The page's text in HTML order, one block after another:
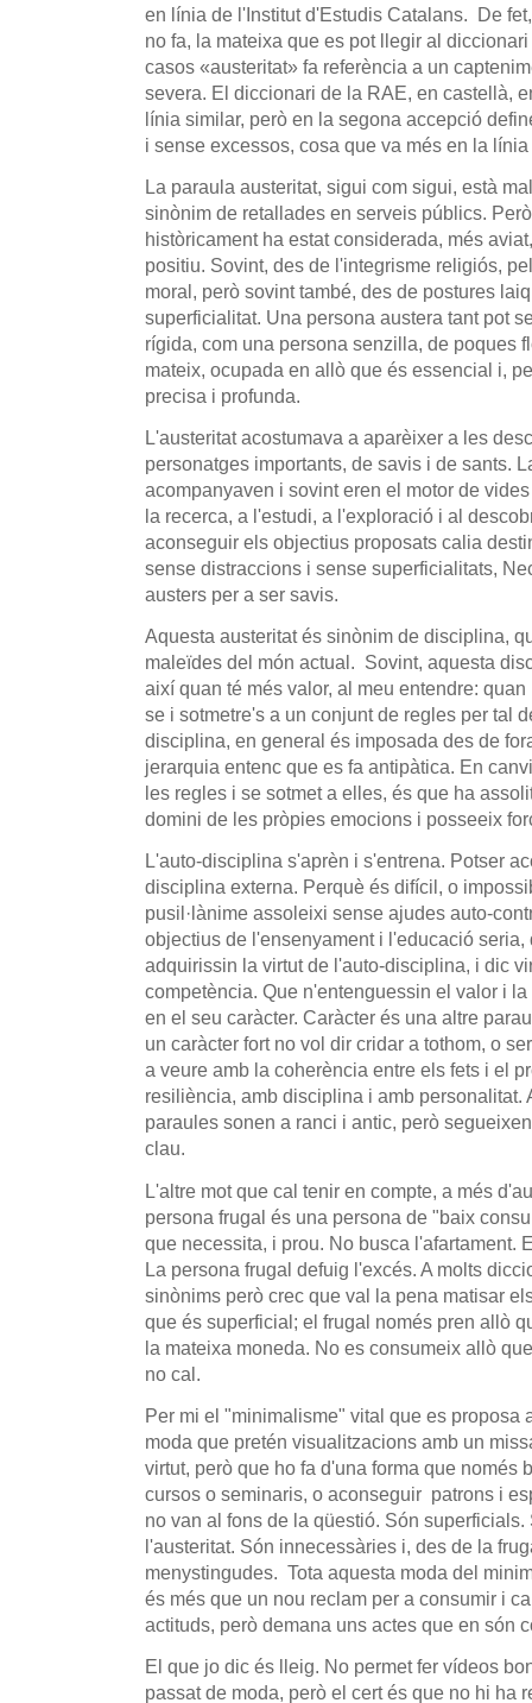
en línia de l'Institut d'Estudis Catalans. De
no fa, la mateixa que es pot llegir al
casos «austeritat» fa referència a un
severa. El diccionari de la RAE, en castellà,
línia similar, però en la segona accepció
i sense excessos, cosa que va més en la
La paraula austeritat, sigui com sigui, està
sinònim de retallades en serveis públics.
històricament ha estat considerada, més
positiu. Sovint, des de l'integrisme religiós,
moral, però sovint també, des de postures
superficialitat. Una persona austera tant pot
rígida, com una persona senzilla, de poques
mateix, ocupada en allò que és essencial i,
precisa i profunda.
L'austeritat acostumava a aparèixer a les
personatges importants, de savis i de sants.
acompanyaven i sovint eren el motor de
la recerca, a l'estudi, a l'exploració i al
aconseguir els objectius proposats calia
sense distraccions i sense superficialitats,
austers per a ser savis.
Aquesta austeritat és sinònim de disciplina,
maleïdes del món actual. Sovint, aquesta
així quan té més valor, al meu entendre:
se i sotmetre's a un conjunt de regles per tal
disciplina, en general és imposada des de
jerarquia entenc que es fa antipàtica. En
les regles i se sotmet a elles, és que ha
domini de les pròpies emocions i posseeix
L'auto-disciplina s'aprèn i s'entrena. Potser
disciplina externa. Perquè és difícil, o
pusil·lànime assoleixi sense ajudes auto-
objectius de l'ensenyament i l'educació
adquirissin la virtut de l'auto-disciplina, i dic
competència. Que n'entenguessin el valor i
en el seu caràcter. Caràcter és una altre
un caràcter fort no vol dir cridar a tothom, o
a veure amb la coherència entre els fets i el
resiliència, amb disciplina i amb personalitat.
paraules sonen a ranci i antic, però
clau.
L'altre mot que cal tenir en compte, a més
persona frugal és una persona de "baix
que necessita, i prou. No busca l'afartament.
La persona frugal defuig l'excés. A molts
sinònims però crec que val la pena matisar
que és superficial; el frugal només pren allò
la mateixa moneda. No es consumeix allò
no cal.
Per mi el "minimalisme" vital que es proposa
moda que pretén visualitzacions amb un
virtut, però que ho fa d'una forma que només
cursos o seminaris, o aconseguir patrons i
no van al fons de la qüestió. Són superficials.
l'austeritat. Són innecessàries i, des de la
menystingudes. Tota aquesta moda del
és més que un nou reclam per a consumir i
actituds, però demana uns actes que en són
El que jo dic és lleig. No permet fer vídeos
passat de moda, però el cert és que no hi ha